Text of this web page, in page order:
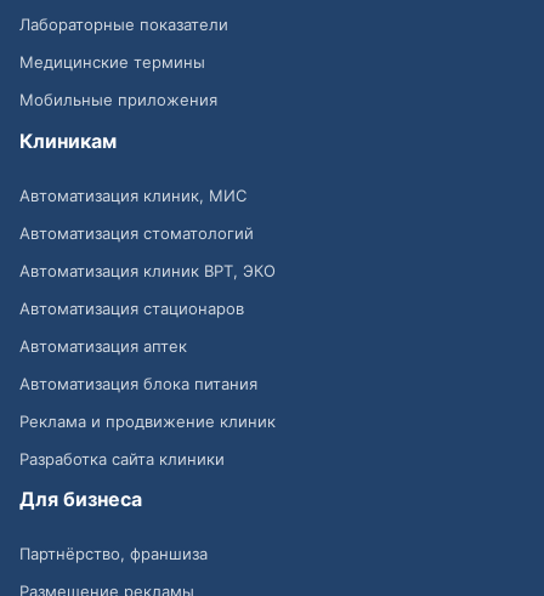
Лабораторные показатели
Медицинские термины
Мобильные приложения
Клиникам
Автоматизация клиник, МИС
Автоматизация стоматологий
Автоматизация клиник ВРТ, ЭКО
Автоматизация стационаров
Автоматизация аптек
Автоматизация блока питания
Реклама и продвижение клиник
Разработка сайта клиники
Для бизнеса
Партнёрство, франшиза
Размещение рекламы